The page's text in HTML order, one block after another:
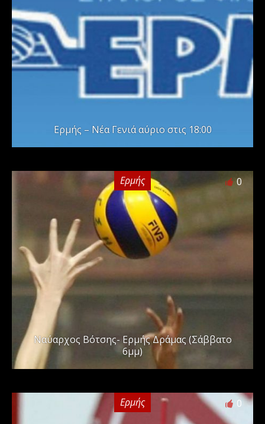
Ερμής – Νέα Γενιά αύριο στις 18:00
Ερμής 0
Ναύαρχος Βότσης- Ερμής Δράμας (Σάββατο
6μμ)
Ερμής 0